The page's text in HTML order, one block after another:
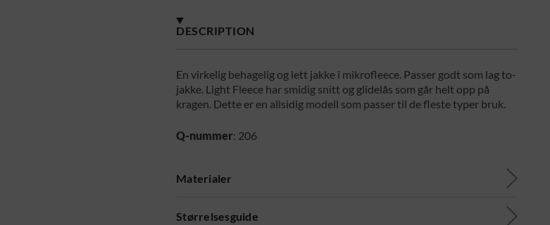
DESCRIPTION
En virkelig behagelig og lett jakke i mikrofleece. Passer godt som lag to-
jakke. Light Fleece har smidig snitt og glidelås som går helt opp på
kragen. Dette er en allsidig modell som passer til de fleste typer bruk.
Q-nummer: 206
Materialer
Størrelsesguide